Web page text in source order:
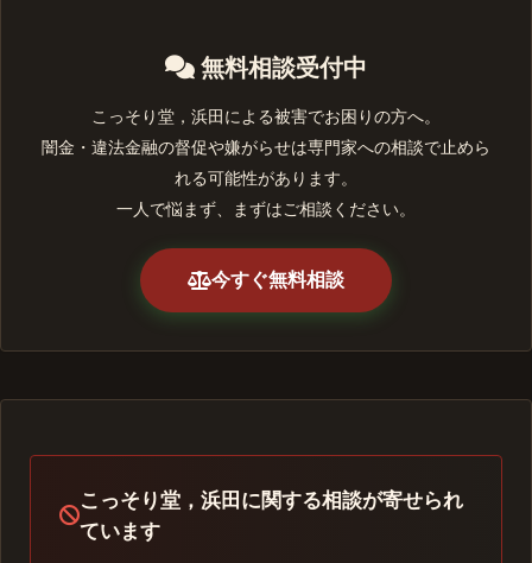
無料相談受付中
こっそり堂，浜田による被害でお困りの方へ。
闇金・違法金融の督促や嫌がらせは専門家への相談で止めら
れる可能性があります。
一人で悩まず、まずはご相談ください。
今すぐ無料相談
こっそり堂，浜田に関する相談が寄せられ
ています